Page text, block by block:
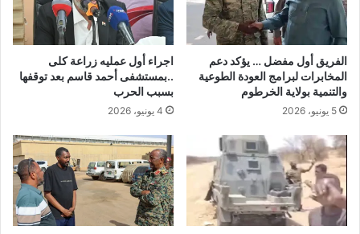
الفريق أول مفضل … يؤكد دعم
المخابرات لبرامج العودة الطوعية
والتنمية بولاية الخرطوم
5 يونيو، 2026
اجراء أول عمليه زراعة كلى
..بمستشفى أحمد قاسم بعد توقفها
بسبب الحرب
4 يونيو، 2026